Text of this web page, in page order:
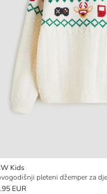
Kids
pleteni džemper za
EUR